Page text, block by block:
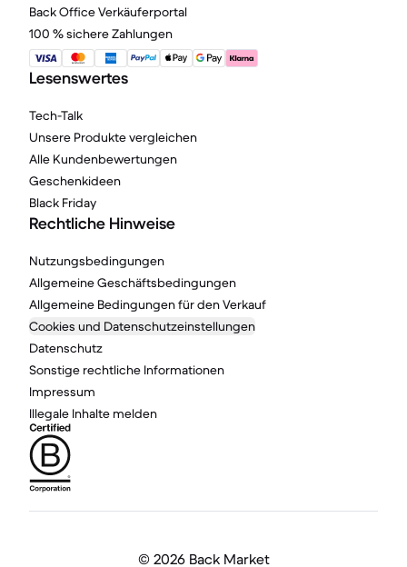
Back Office Verkäuferportal
100 % sichere Zahlungen
Lesenswertes
Tech-Talk
Unsere Produkte vergleichen
Alle Kundenbewertungen
Geschenkideen
Black Friday
Rechtliche Hinweise
Nutzungsbedingungen
Allgemeine Geschäftsbedingungen
Allgemeine Bedingungen für den Verkauf
Cookies und Datenschutzeinstellungen
Datenschutz
Sonstige rechtliche Informationen
Impressum
Illegale Inhalte melden
© 2026 Back Market